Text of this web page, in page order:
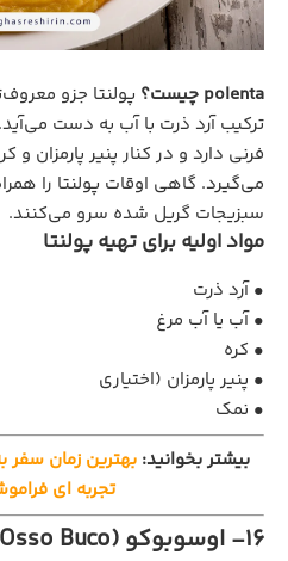
polenta چیست؟
پولنتا جزو
ترکیب آرد ذرت با آب به دست
فرنی دارد و در کنار پنیر پارمزان
می‌گیرد. گاهی اوقات پولنتا را
سبزیجات گریل شده سرو می‌کنند.
مواد اولیه برای تهیه پولنتا
• آرد ذرت
• آب یا آب مرغ
• کره
• پنیر پارمزان (اختیاری
• نمک
بیشتر بخوانید: بهترین زمان سفر
تجربه‌ ای
16- اوسوبوکو (Osso Buco)